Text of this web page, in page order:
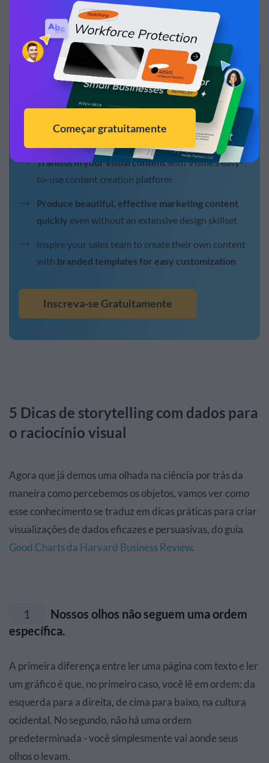
interrupções nesses padrões.
Hey marketers!Need to
create scroll-stopping visual
content fast?
Transform your visual contentwith Visme’s easy-
to-use content creation platform
Produce beautiful, effective marketing content
quickly even without an extensive design skillset
Inspire your sales team to create their own content
with branded templates for easy customization
Inscreva-se Gratuitamente
5 Dicas de storytelling com dados para
o raciocínio visual
Agora que já demos uma olhada na ciência por trás da
maneira como percebemos os objetos, vamos ver como
esse conhecimento se traduz em dicas práticas para criar
visualizações de dados eficazes e persuasivas, do guia
Good Charts da Harvard Business Review.
1
Nossos olhos não seguem uma ordem
específica.
A primeira diferença entre ler uma página com texto e ler
um gráfico é que, no primeiro caso, você lê em ordem: da
esquerda para a direita, de cima para baixo, na cultura
ocidental. No segundo, não há uma ordem
predeterminada - você simplesmente vai aonde seus
olhos o levam.